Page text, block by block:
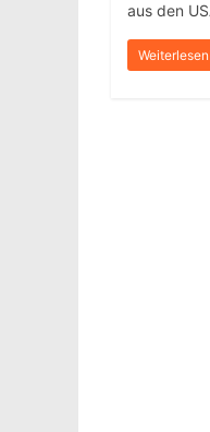
aus den
Weiterlesen